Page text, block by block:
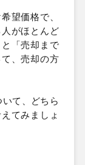
望価格で、
がほとんど
「売却まで
、売却の方
て、どちら
てみましょ